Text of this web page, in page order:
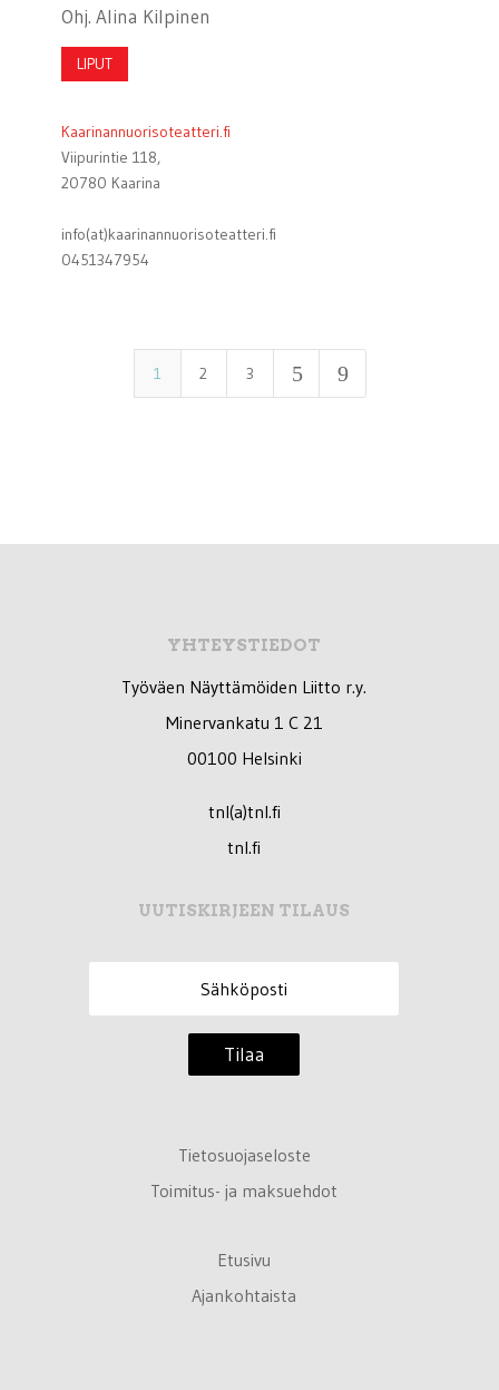
Ohj. Alina Kilpinen
LIPUT
Kaarinannuorisoteatteri.fi
Viipurintie 118,
20780 Kaarina
info(at)kaarinannuorisoteatteri.fi
0451347954
1 2 3 5 9
YHTEYSTIEDOT
Työväen Näyttämöiden Liitto r.y.
Minervankatu 1 C 21
00100 Helsinki
tnl(a)tnl.fi
tnl.fi
UUTISKIRJEEN TILAUS
Tilaa
Tietosuojaseloste
Toimitus- ja maksuehdot
Etusivu
Ajankohtaista